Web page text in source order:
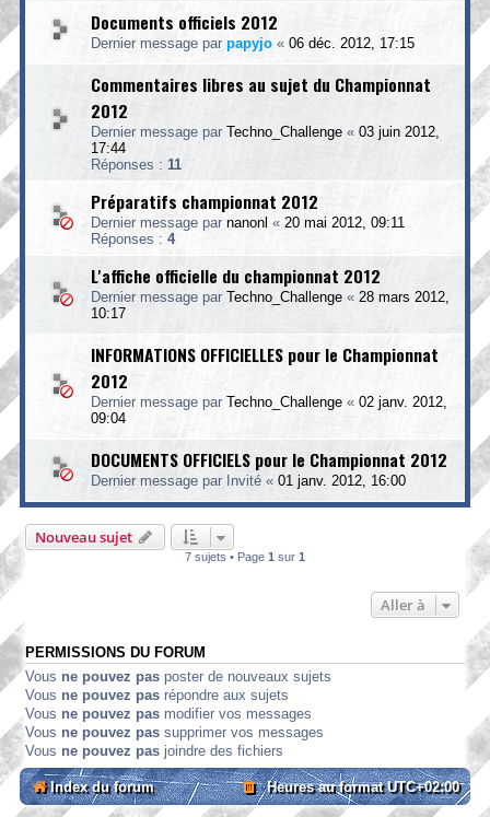
Documents officiels 2012
Dernier message par papyjo « 06 déc. 2012, 17:15
Commentaires libres au sujet du Championnat
2012
Dernier message par Techno_Challenge « 03 juin 2012,
17:44
Réponses : 11
Préparatifs championnat 2012
Dernier message par nanonl « 20 mai 2012, 09:11
Réponses : 4
L'affiche officielle du championnat 2012
Dernier message par Techno_Challenge « 28 mars 2012,
10:17
INFORMATIONS OFFICIELLES pour le Championnat
2012
Dernier message par Techno_Challenge « 02 janv. 2012,
09:04
DOCUMENTS OFFICIELS pour le Championnat 2012
Dernier message par Invité « 01 janv. 2012, 16:00
Nouveau sujet
7 sujets • Page 1 sur 1
Aller à
PERMISSIONS DU FORUM
Vous ne pouvez pas poster de nouveaux sujets
Vous ne pouvez pas répondre aux sujets
Vous ne pouvez pas modifier vos messages
Vous ne pouvez pas supprimer vos messages
Vous ne pouvez pas joindre des fichiers
Index du forum Heures au formatUTC+02:00